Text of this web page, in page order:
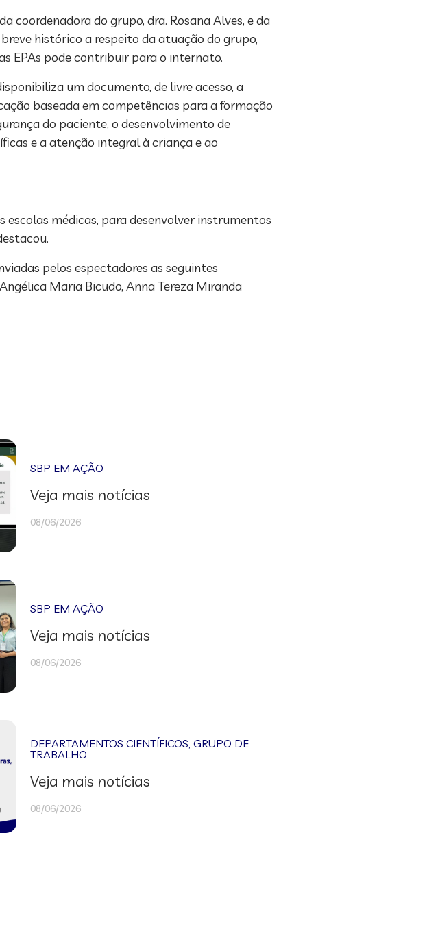
coordenadora do grupo, dra. Rosana Alves, e da
histórico a respeito da atuação do grupo,
EPAs pode contribuir para o internato.
um documento, de livre acesso, a
baseada em competências para a formação
do paciente, o desenvolvimento de
e a atenção integral à criança e ao
médicas, para desenvolver instrumentos
pelos espectadores as seguintes
Maria Bicudo, Anna Tereza Miranda
SBP EM AÇÃO
Veja mais notícias
08/06/2026
SBP EM AÇÃO
Veja mais notícias
08/06/2026
DEPARTAMENTOS CIENTÍFICOS,GRUPO DE
TRABALHO
Veja mais notícias
08/06/2026